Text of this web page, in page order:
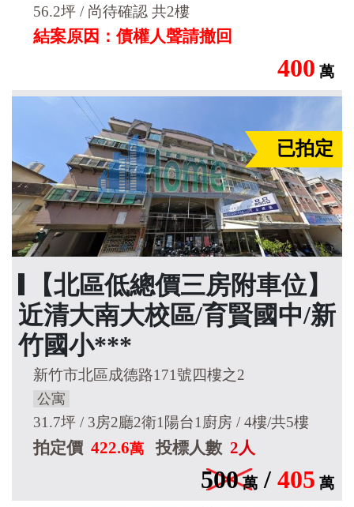
56.2坪 / 尚待確認 共2樓
結案原因：債權人聲請撤回
400 萬
已拍定
【北區低總價三房附車位】
近清大南大校區/育賢國中/新
竹國小***
新竹市北區成德路171號四樓之2
公寓
31.7坪 / 3房2廳2衛1陽台1廚房 / 4樓/共5樓
拍定價 422.6萬 投標人數 2人
500 萬 / 405 萬